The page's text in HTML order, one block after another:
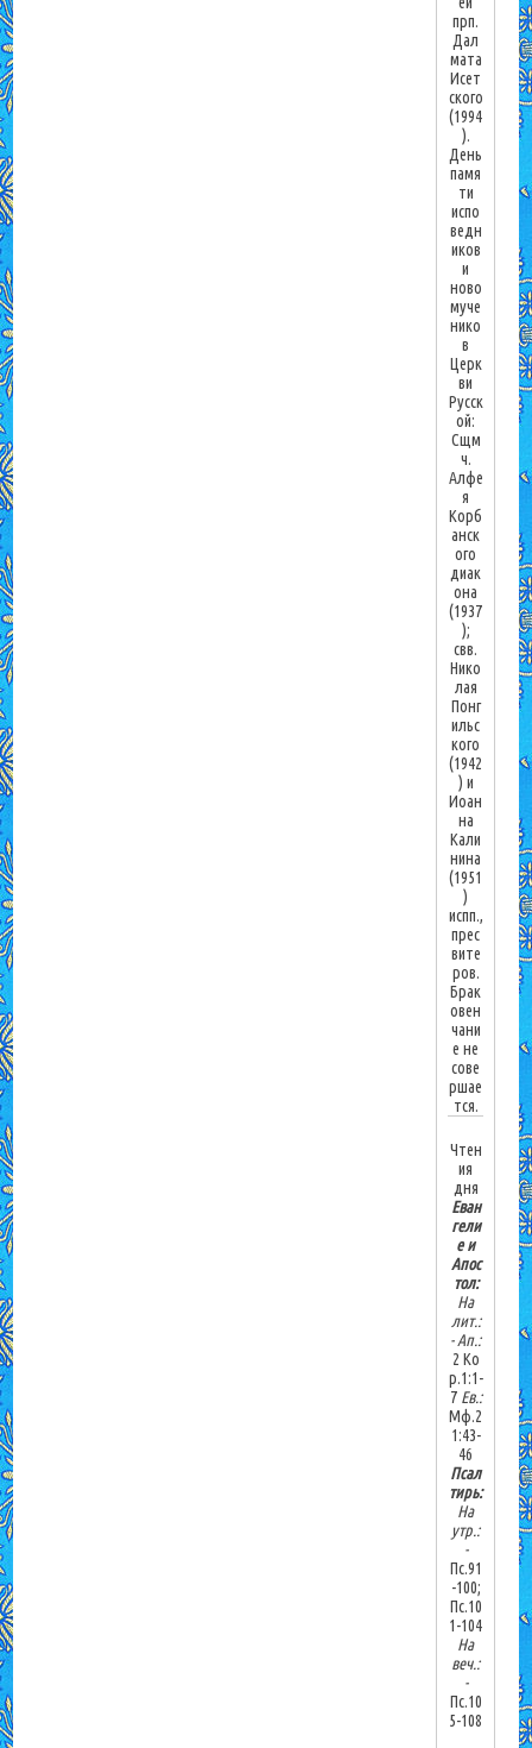
прп.
Дал
мата
Исет
ского
(1994
).
День
памя
ти
испо
ведн
иков
и
ново
муче
нико
в
Церк
ви
Русск
ой:
Сщм
ч.
Алфе
я
Корб
анск
ого
диак
она
(1937
);
свв.
Нико
лая
Понг
ильс
кого
(1942
) и
Иоан
на
Кали
нина
(1951
)
испп.,
прес
вите
ров.
Брак
овен
чани
е не
сове
ршае
тся.
Чтен
ия
дня
Еван
гели
е и
Апос
тол:
На
лит.:
-Ап.:
2 Ко
р.1:1-
7Ев.:
Мф.2
1:43-
46
Псал
тирь:
На
утр.:
-
Пс.91
-100;
Пс.10
1-104
На
веч.:
-
Пс.10
5-108